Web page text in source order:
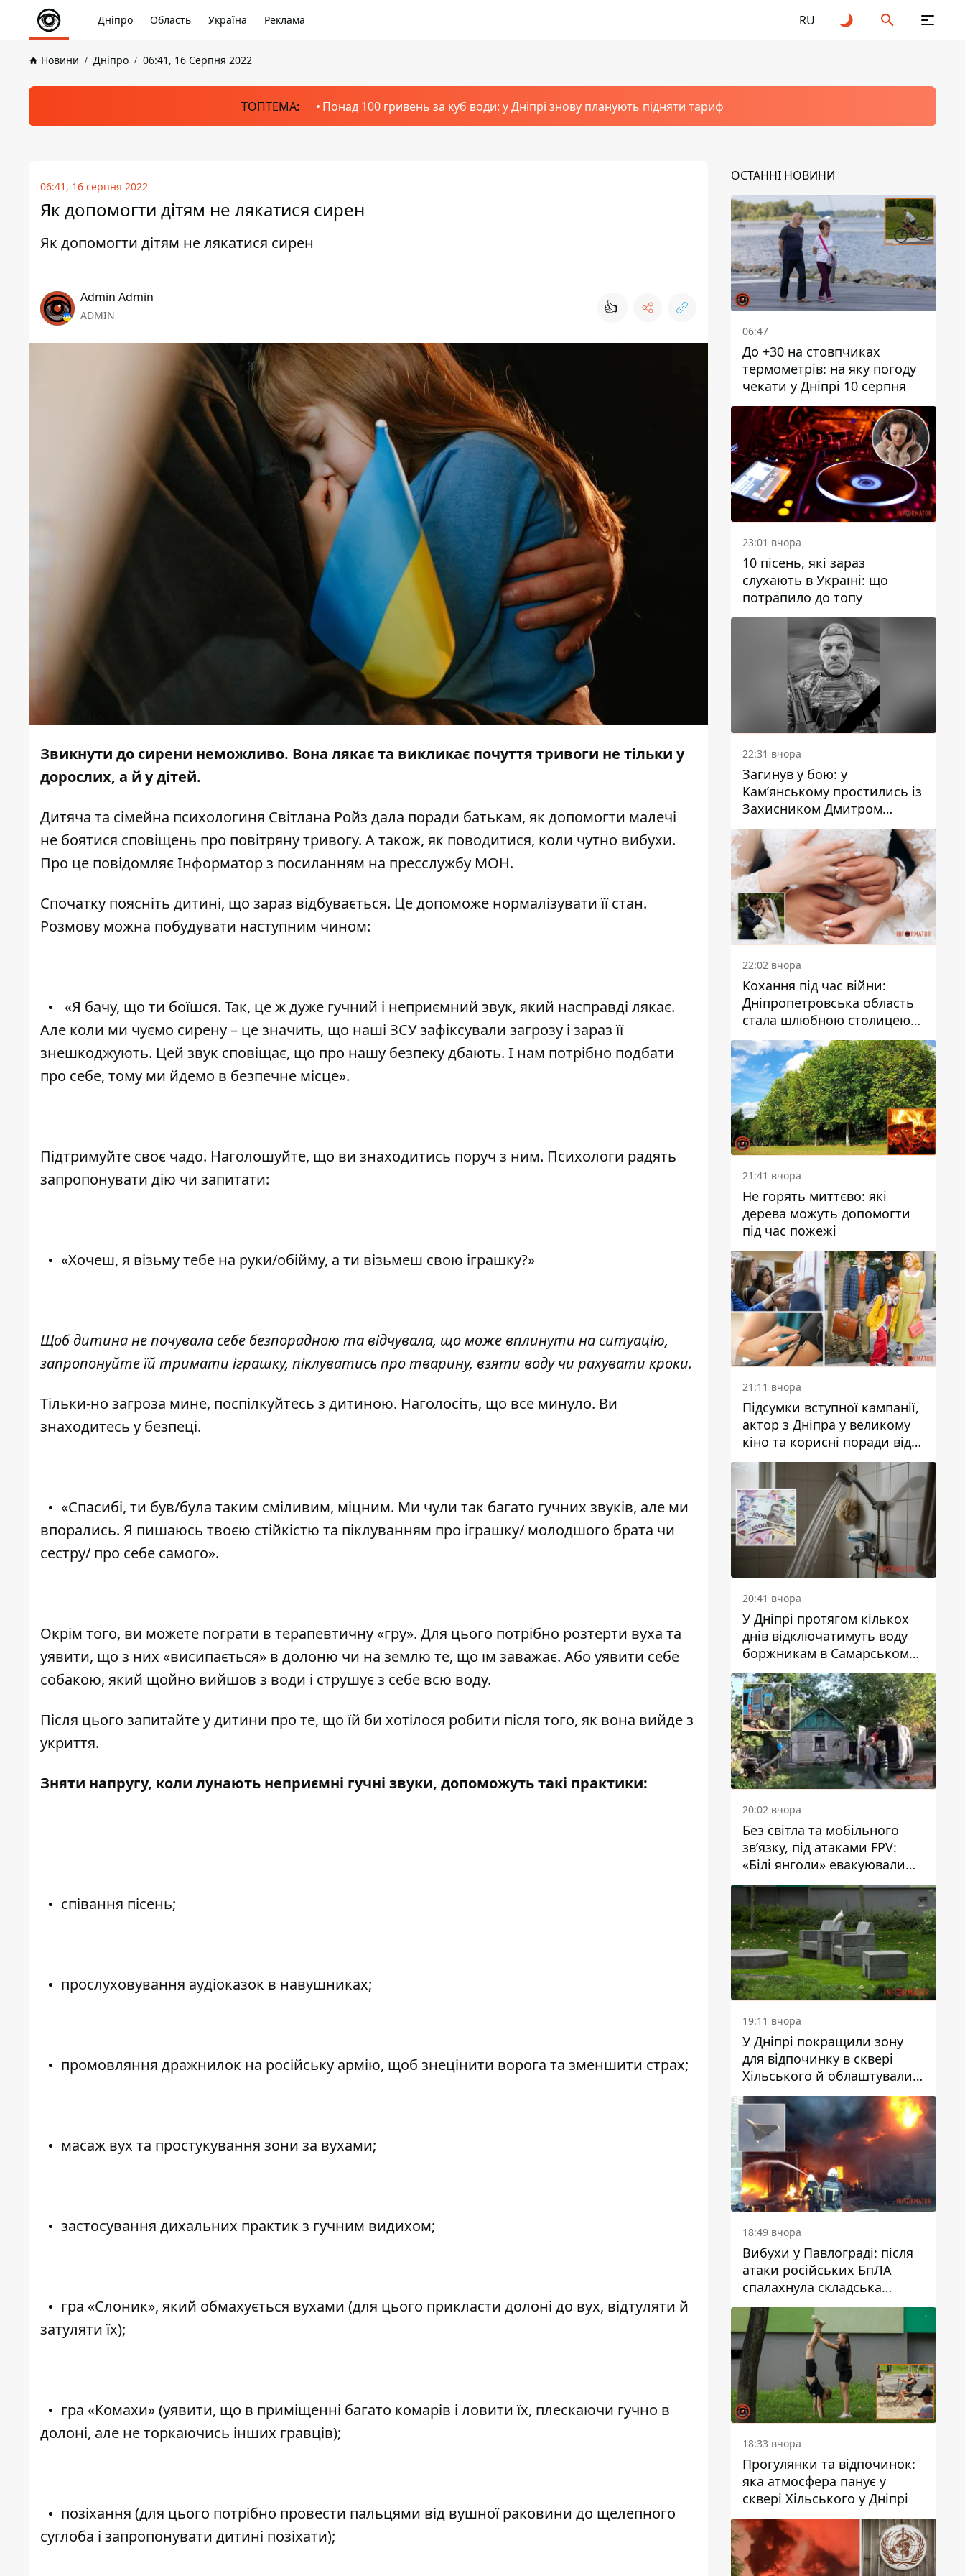
Дніпро Область Україна Реклама RU
Новини Дніпро 06:41, 16 Серпня 2022
ТОПТЕМА: Понад 100 гривень за куб води: у Дніпрі знову планують підняти тариф
06:41, 16 серпня 2022
Як допомогти дітям не лякатися сирен
Як допомогти дітям не лякатися сирен
Admin Admin
ADMIN 👍
Звикнути до сирени неможливо. Вона лякає та викликає почуття тривоги не тільки у
дорослих, а й у дітей.
Дитяча та сімейна психологиня Світлана Ройз дала поради батькам, як допомогти малечі
не боятися сповіщень про повітряну тривогу. А також, як поводитися, коли чутно вибухи.
Про це повідомляє Інформатор з посиланням на пресслужбу МОН.
Спочатку поясніть дитині, що зараз відбувається. Це допоможе нормалізувати її стан.
Розмову можна побудувати наступним чином:
«Я бачу, що ти боїшся. Так, це ж дуже гучний і неприємний звук, який насправді лякає.
Але коли ми чуємо сирену – це значить, що наші ЗСУ зафіксували загрозу і зараз її
знешкоджують. Цей звук сповіщає, що про нашу безпеку дбають. І нам потрібно подбати
про себе, тому ми йдемо в безпечне місце».
Підтримуйте своє чадо. Наголошуйте, що ви знаходитись поруч з ним. Психологи радять
запропонувати дію чи запитати:
«Хочеш, я візьму тебе на руки/обійму, а ти візьмеш свою іграшку?»
Щоб дитина не почувала себе безпорадною та відчувала, що може вплинути на ситуацію,
запропонуйте їй тримати іграшку, піклуватись про тварину, взяти воду чи рахувати кроки.
Тільки-но загроза мине, поспілкуйтесь з дитиною. Наголосіть, що все минуло. Ви
знаходитесь у безпеці.
«Спасибі, ти був/була таким сміливим, міцним. Ми чули так багато гучних звуків, але ми
впорались. Я пишаюсь твоєю стійкістю та піклуванням про іграшку/ молодшого брата чи
сестру/ про себе самого».
Окрім того, ви можете пограти в терапевтичну «гру». Для цього потрібно розтерти вуха та
уявити, що з них «висипається» в долоню чи на землю те, що їм заважає. Або уявити себе
собакою, який щойно вийшов з води і струшує з себе всю воду.
Після цього запитайте у дитини про те, що їй би хотілося робити після того, як вона вийде з
укриття.
Зняти напругу, коли лунають неприємні гучні звуки, допоможуть такі практики:
співання пісень;
прослуховування аудіоказок в навушниках;
промовляння дражнилок на російську армію, щоб знецінити ворога та зменшити страх;
масаж вух та простукування зони за вухами;
застосування дихальних практик з гучним видихом;
гра «Слоник», який обмахується вухами (для цього прикласти долоні до вух, відтуляти й
затуляти їх);
гра «Комахи» (уявити, що в приміщенні багато комарів і ловити їх, плескаючи гучно в
долоні, але не торкаючись інших гравців);
позіхання (для цього потрібно провести пальцями від вушної раковини до щелепного
суглоба і запропонувати дитині позіхати);
ОСТАННІ НОВИНИ
06:47
До +30 на стовпчиках
термометрів: на яку погоду
чекати у Дніпрі 10 серпня
23:01 вчора
10 пісень, які зараз
слухають в Україні: що
потрапило до топу
22:31 вчора
Загинув у бою: у
Кам’янському простились із
Захисником Дмитром
Кашубою
22:02 вчора
Кохання під час війни:
Дніпропетровська область
стала шлюбною столицею
України
21:41 вчора
Не горять миттєво: які
дерева можуть допомогти
під час пожежі
21:11 вчора
Підсумки вступної кампанії,
актор з Дніпра у великому
кіно та корисні поради від
Інформатора: топ добрих
20:41 вчора
У Дніпрі протягом кількох
днів відключатимуть воду
боржникам в Самарському
районі: адреси
20:02 вчора
Без світла та мобільного
зв’язку, під атаками FPV:
«Білі янголи» евакуювали
людей із Межівської
громади
19:11 вчора
У Дніпрі покращили зону
для відпочинку в сквері
Хільського й облаштували
штучний газон
18:49 вчора
Вибухи у Павлограді: після
атаки російських БпЛА
спалахнула складська
будівля підприємства
18:33 вчора
Прогулянки та відпочинок:
яка атмосфера панує у
сквері Хільського у Дніпрі